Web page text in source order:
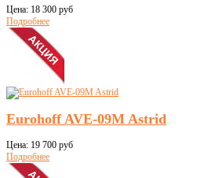
Цена: 18 300 руб
Подробнее
Eurohoff AVE-09M Astrid
Цена: 19 700 руб
Подробнее